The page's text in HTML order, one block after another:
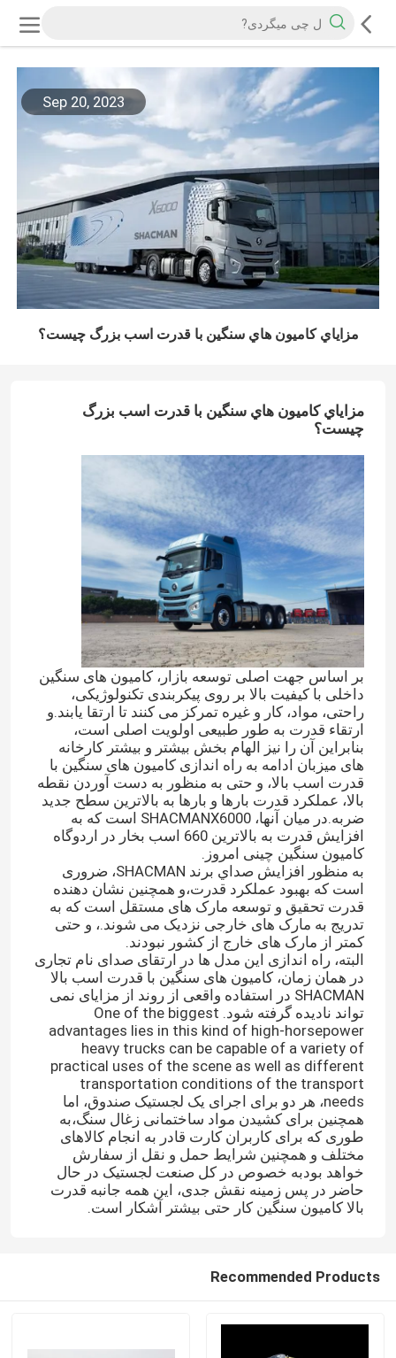
Sep 20, 2023
مزاياي کاميون هاي سنگين با قدرت اسب بزرگ چيست؟
مزاياي کاميون هاي سنگين با قدرت اسب بزرگ
چيست؟
بر اساس جهت اصلی توسعه بازار، کامیون های سنگین
داخلی با کیفیت بالا بر روی پیکربندی تکنولوژیکی،
راحتی، مواد، کار و غیره تمرکز می کنند تا ارتقا یابند.و
ارتقاء قدرت به طور طبیعی اولویت اصلی است،
بنابراین آن را نیز الهام بخش بیشتر و بیشتر کارخانه
های میزبان ادامه به راه اندازی کامیون های سنگین با
قدرت اسب بالا، و حتی به منظور به دست آوردن نقطه
بالا، عملکرد قدرت بارها و بارها به بالاترین سطح جدید
ضربه.در میان آنها، SHACMANX6000 است که به
افزایش قدرت به بالاترین 660 اسب بخار در اردوگاه
کامیون سنگین چینی امروز.
به منظور افزایش صداي برند SHACMAN، ضروری
است که بهبود عملکرد قدرت،و همچنین نشان دهنده
قدرت تحقیق و توسعه مارک های مستقل است که به
تدریج به مارک های خارجی نزدیک می شوند.، و حتی
کمتر از مارک های خارج از کشور نبودند.
البته، راه اندازی این مدل ها در ارتقای صدای نام تجاری
در همان زمان، کامیون های سنگین با قدرت اسب بالا
SHACMAN در استفاده واقعی از روند از مزایای نمی
تواند نادیده گرفته شود. One of the biggest
advantages lies in this kind of high-horsepower
heavy trucks can be capable of a variety of
practical uses of the scene as well as different
transportation conditions of the transport
needs، هر دو برای اجرای یک لجستیک صندوق، اما
همچنین برای کشیدن مواد ساختمانی زغال سنگ،به
طوری که برای کاربران کارت قادر به انجام کالاهای
مختلف و همچنین شرایط حمل و نقل از سفارش
خواهد بودبه خصوص در کل صنعت لجستیک در حال
حاضر در پس زمینه نقش جدی، این همه جانبه قدرت
بالا کامیون سنگین کار حتی بیشتر آشکار است.
Recommended Products